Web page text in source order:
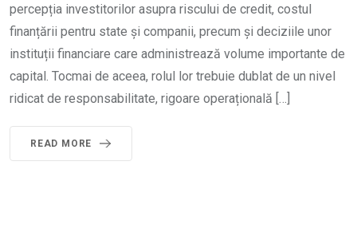
percepția investitorilor asupra riscului de credit, costul
finanțării pentru state și companii, precum și deciziile unor
instituții financiare care administrează volume importante de
capital. Tocmai de aceea, rolul lor trebuie dublat de un nivel
ridicat de responsabilitate, rigoare operațională […]
READ MORE